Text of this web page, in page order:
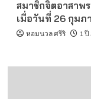
สมาชิกจิตอาสาพ
เมื่อวันที่ 26 กุม
หอมนวล ศรีริ 1 ปี